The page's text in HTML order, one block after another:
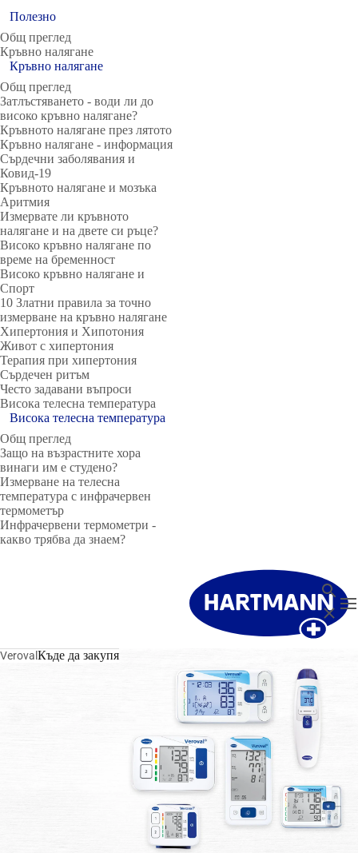
Полезно
Общ преглед
Кръвно налягане
Кръвно налягане
Общ преглед
Затлъстяването - води ли до
високо кръвно налягане?
Кръвното налягане през лятото
Кръвно налягане - информация
Сърдечни заболявания и
Ковид-19
Кръвното налягане и мозъка
Аритмия
Измервате ли кръвното
налягане и на двете си ръце?
Високо кръвно налягане по
време на бременност
Високо кръвно налягане и
Спорт
10 Златни правила за точно
измерване на кръвно налягане
Хипертония и Хипотония
Живот с хипертония
Терапия при хипертония
Сърдечен ритъм
Често задавани въпроси
Висока телесна температура
Висока телесна температура
Общ преглед
Защо на възрастните хора
винаги им е студено?
Измерване на телесна
температура с инфрачервен
термометър
Инфрачервени термометри -
какво трябва да знаем?
VerovalКъде да закупя